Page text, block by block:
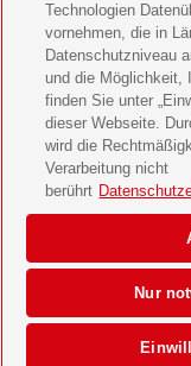
Stern Crime
Welt der Wunder
GEO Geschenkabo
Einwilligungs-
Technologien
vornehmen, die in
Datenschutzniveau
und die Möglichkeit,
finden Sie unter
dieser Webseite.
wird die
Verarbeitung nicht
berührt
Nur